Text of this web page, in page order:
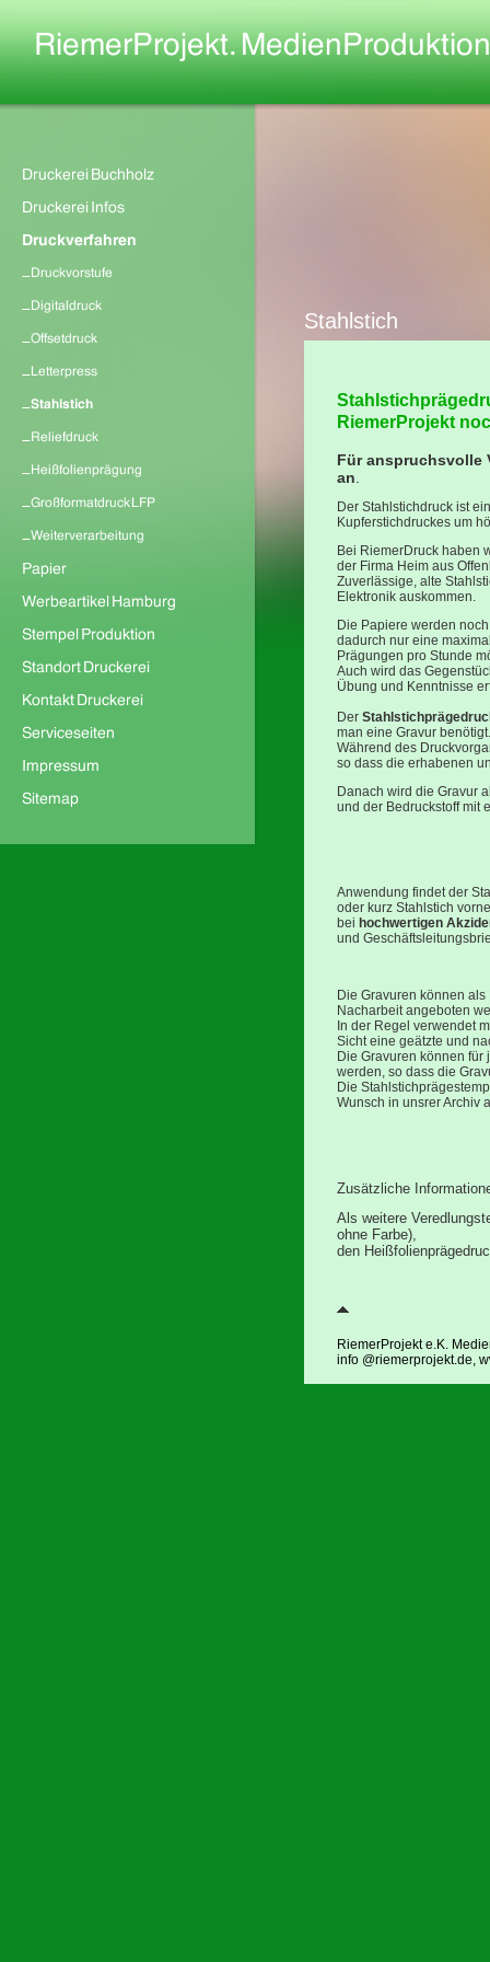
Stahlstich
RiemerProjekt
Für anspruchsvolle
an
Der Stahlstichdruck ist
Kupferstichdruckes um
Bei RiemerDruck haben
der Firma Heim aus
Zuverlässige, alte
Elektronik auskommen.
Die Papiere werden
dadurch nur eine
Prägungen pro Stunde
Auch wird das
Übung und Kenntnisse
Der
man eine Gravur benötigt.
Während des
so dass die erhabenen
Danach wird die Gravur
und der Bedruckstoff mit
Anwendung findet der
oder kurz Stahlstich
bei hochwertigen
und
Die Gravuren können
Nacharbeit angeboten
In der Regel verwendet
Sicht eine geätzte und
Die Gravuren können
werden, so dass die
Die
Wunsch in unsrer Archiv
Zusätzliche
Als weitere
ohne Farbe),
den
RiemerProjekt e.K.
info @riemerprojekt.de,